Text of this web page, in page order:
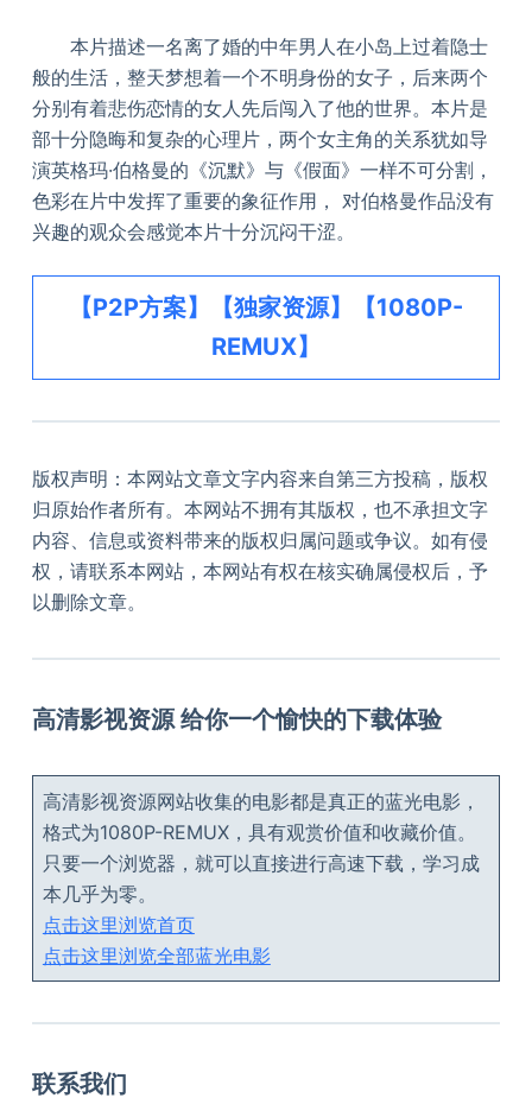
本片描述一名离了婚的中年男人在小岛上过着隐士
般的生活，整天梦想着一个不明身份的女子，后来两个
分别有着悲伤恋情的女人先后闯入了他的世界。本片是
部十分隐晦和复杂的心理片，两个女主角的关系犹如导
演英格玛·伯格曼的《沉默》与《假面》一样不可分割，
色彩在片中发挥了重要的象征作用， 对伯格曼作品没有
兴趣的观众会感觉本片十分沉闷干涩。
【P2P方案】【独家资源】【1080P-
REMUX】
版权声明：本网站文章文字内容来自第三方投稿，版权
归原始作者所有。本网站不拥有其版权，也不承担文字
内容、信息或资料带来的版权归属问题或争议。如有侵
权，请联系本网站，本网站有权在核实确属侵权后，予
以删除文章。
高清影视资源 给你一个愉快的下载体验
高清影视资源网站收集的电影都是真正的蓝光电影，
格式为1080P-REMUX，具有观赏价值和收藏价值。
只要一个浏览器，就可以直接进行高速下载，学习成
本几乎为零。
点击这里浏览首页
点击这里浏览全部蓝光电影
联系我们